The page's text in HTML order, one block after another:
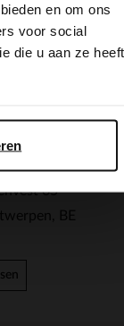
en om ons
voor social
die u aan ze heeft
65